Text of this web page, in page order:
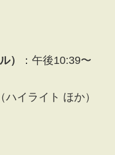
）
：午後10:39〜
イライト ほか）